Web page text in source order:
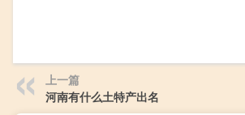
上一篇
河南有什么土特产出名